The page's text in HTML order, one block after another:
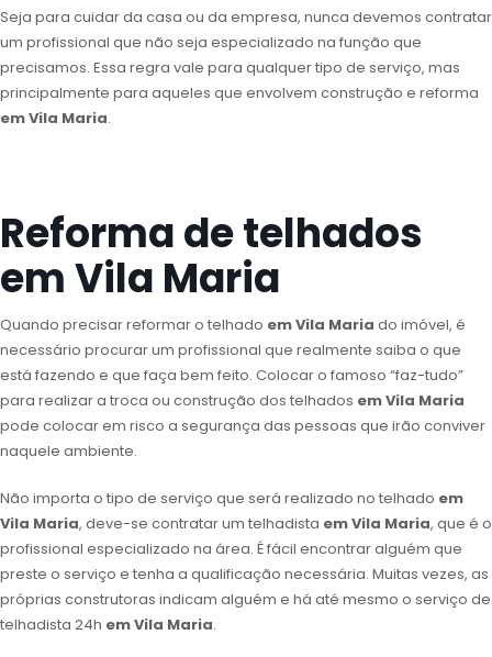
Seja para cuidar da casa ou da empresa, nunca devemos contratar
um profissional que não seja especializado na função que
precisamos. Essa regra vale para qualquer tipo de serviço, mas
principalmente para aqueles que envolvem construção e reforma
em Vila Maria.
Reforma de telhados
em Vila Maria
Quando precisar reformar o telhado em Vila Maria do imóvel, é
necessário procurar um profissional que realmente saiba o que
está fazendo e que faça bem feito. Colocar o famoso “faz-tudo”
para realizar a troca ou construção dos telhados em Vila Maria
pode colocar em risco a segurança das pessoas que irão conviver
naquele ambiente.
Não importa o tipo de serviço que será realizado no telhado em
Vila Maria, deve-se contratar um telhadista em Vila Maria, que é o
profissional especializado na área. É fácil encontrar alguém que
preste o serviço e tenha a qualificação necessária. Muitas vezes, as
próprias construtoras indicam alguém e há até mesmo o serviço de
telhadista 24h em Vila Maria.